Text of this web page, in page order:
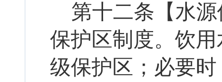
第十二条【水
保护区制度。饮
级保护区；必要